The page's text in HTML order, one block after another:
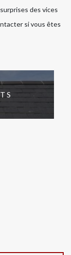
des vices
si vous êtes